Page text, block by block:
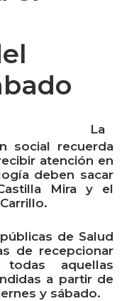
La
social recuerda
atención en
deben sacar
Mira y el
de Salud
de recepcionar
aquellas
a partir de
y sábado.